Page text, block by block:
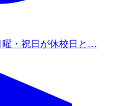
曜・祝日が休校日と…